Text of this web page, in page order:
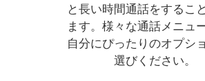
と長い時間通話をするこ
ます。様々な通話メニュ
自分にぴったりのオプシ
選びください。